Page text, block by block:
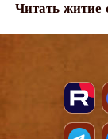
Читать житие